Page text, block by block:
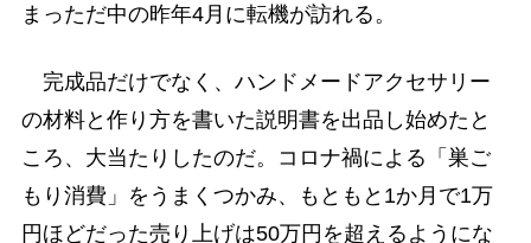
まっただ中の昨年4月に転機が訪れる。
完成品だけでなく、ハンドメードアクセサリー
の材料と作り方を書いた説明書を出品し始めたと
ころ、大当たりしたのだ。コロナ禍による「巣ご
もり消費」をうまくつかみ、もともと1か月で1万
円ほどだった売り上げは50万円を超えるようにな